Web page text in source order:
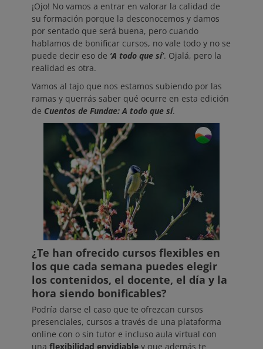
¡Ojo! No vamos a entrar en valorar la calidad de
su formación porque la desconocemos y damos
por sentado que será buena, pero cuando
hablamos de bonificar cursos, no vale todo y no se
puede decir eso de ‘A todo que sí’. Ojalá, pero la
realidad es otra.
Vamos al tajo que nos estamos subiendo por las
ramas y querrás saber qué ocurre en esta edición
de Cuentos de Fundae: A todo que sí.
¿Te han ofrecido cursos flexibles en
los que cada semana puedes elegir
los contenidos, el docente, el día y la
hora siendo bonificables?
Podría darse el caso que te ofrezcan cursos
presenciales, cursos a través de una plataforma
online con o sin tutor e incluso aula virtual con
una flexibilidad envidiable y que además te